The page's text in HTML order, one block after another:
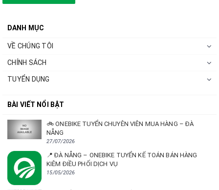
DANH MỤC
VỀ CHÚNG TÔI
CHÍNH SÁCH
TUYỂN DỤNG
BÀI VIẾT NỔI BẬT
🚲 ONEBIKE TUYỂN CHUYÊN VIÊN MUA HÀNG – ĐÀ
NẴNG
27/07/2026
📍 ĐÀ NẴNG – ONEBIKE TUYỂN KẾ TOÁN BÁN HÀNG
KIÊM ĐIỀU PHỐI DỊCH VỤ
15/05/2026